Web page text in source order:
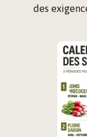
des